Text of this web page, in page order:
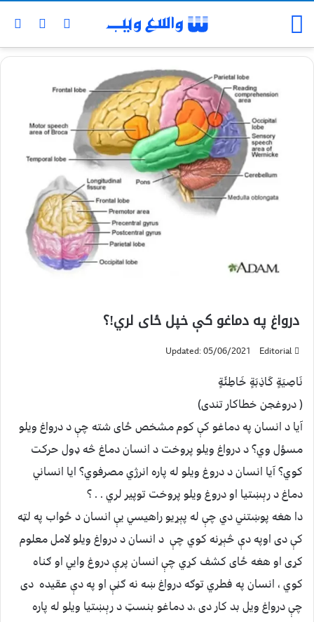
درواغ په دماغو کې خپل ځاى لري!؟
Editorial
Updated: 05/06/2021
نَاصِيَةٍ كَاذِبَةٍ خَاطِئَةٍ
( دروغجن خطاکار تندى)
آيا د انسان په دماغو کې کوم مشخص ځاى شته چې د درواغ ويلو
مسؤل وي؟ د درواغ ويلو پروخت د انسان دماغ څه ډول حرکت
کوي؟ آيا انسان د دروغ ويلو له پاره انرژي مصرفوي؟ ايا انساني
دماغ د رېښتيا او دروغ ويلو پروخت توپير لري . . ؟
دا هغه پوښتني دي چې له پېړيو راهيسي يې انسان د ځواب په لټه
کې دى اوپه دې څېړنه کوي چې د انسان د درواغ ويلو لامل معلوم
کړى او هغه ځاى کشف کړي چې انسان پرې دروغ وايي او ګناه
کوي ، انسان په فطري توګه درواغ ښه نه ګڼې او په دې عقيده دى
چې درواغ ويل بد کار دى ،د دماغو بنسټ د رېښتيا ويلو له پاره